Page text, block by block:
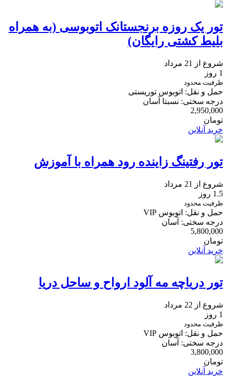
تور یک روزه برنجستانک اتوبوسی (به همراه
بلیط کشتی رایگان)
شروع از 21 مرداد
1 روز
ظرفیت محدود
حمل و نقل: اتوبوس توریستی
درجه سختی: نسبتا آسان
2,950,000
تومان
خرید آنلاین
تور رفتینگ زاینده رود همراه با آموزش
شروع از 21 مرداد
1.5 روز
ظرفیت محدود
حمل و نقل: اتوبوس VIP
درجه سختی: آسان
5,800,000
تومان
خرید آنلاین
تور دریاچه مه آلود ارواح و ساحل دریا
شروع از 22 مرداد
1 روز
ظرفیت محدود
حمل و نقل: اتوبوس VIP
درجه سختی: آسان
3,800,000
تومان
خرید آنلاین